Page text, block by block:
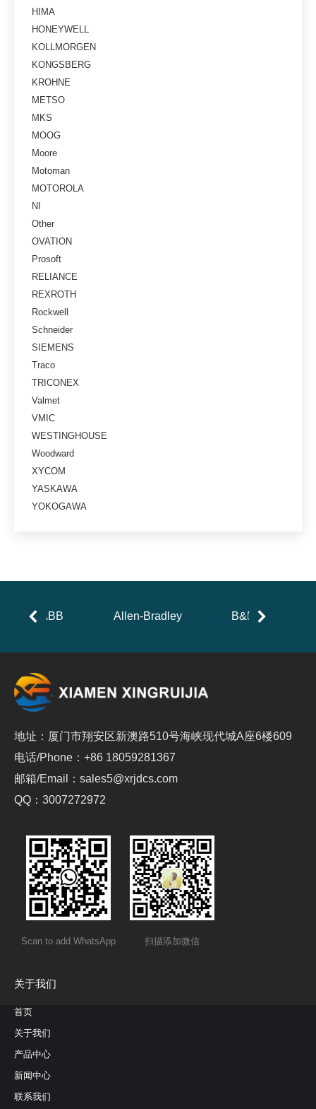
HIMA
HONEYWELL
KOLLMORGEN
KONGSBERG
KROHNE
METSO
MKS
MOOG
Moore
Motoman
MOTOROLA
NI
Other
OVATION
Prosoft
RELIANCE
REXROTH
Rockwell
Schneider
SIEMENS
Traco
TRICONEX
Valmet
VMIC
WESTINGHOUSE
Woodward
XYCOM
YASKAWA
YOKOGAWA
ABB Allen-Bradley B&R
地址：厦门市翔安区新澳路510号海峡现代城A座6楼609
电话/Phone：+86 18059281367
邮箱/Email：sales5@xrjdcs.com
QQ：3007272972
Scan to add WhatsApp 扫描添加微信
关于我们
首页
关于我们
产品中心
新闻中心
联系我们